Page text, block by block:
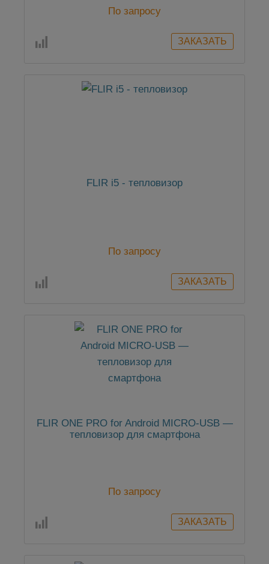
По запросу
FLIR i5 - тепловизор
По запросу
FLIR ONE PRO for Android MICRO-USB —
тепловизор для смартфона
По запросу